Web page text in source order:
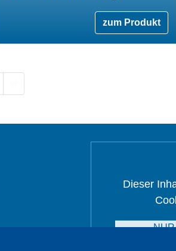
zum Produkt
Dieser
NUR